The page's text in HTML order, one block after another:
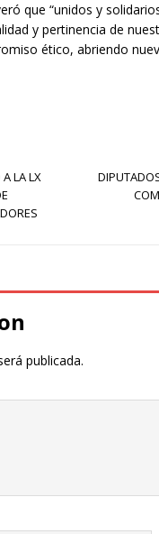
que “unidos y
y pertinencia de
ético, abriendo
LA LX
publicada.